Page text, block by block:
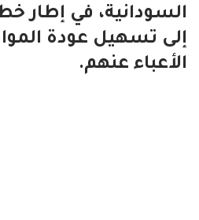
السودانية، في إطار
إلى تسهيل عودة
الأعباء عنهم.